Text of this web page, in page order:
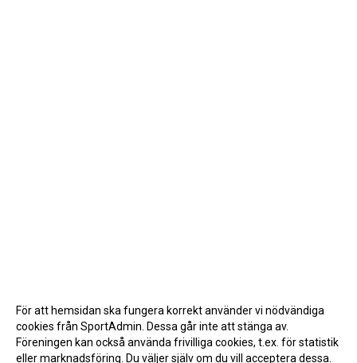
För att hemsidan ska fungera korrekt använder vi nödvändiga
cookies från SportAdmin. Dessa går inte att stänga av.
Föreningen kan också använda frivilliga cookies, t.ex. för statistik
eller marknadsföring. Du väljer själv om du vill acceptera dessa.